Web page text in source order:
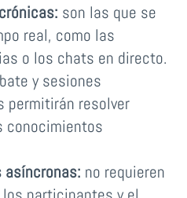
son las que se
real, como las
o los chats en directo.
y sesiones
permitirán resolver
conocimientos
asíncronas: no requieren